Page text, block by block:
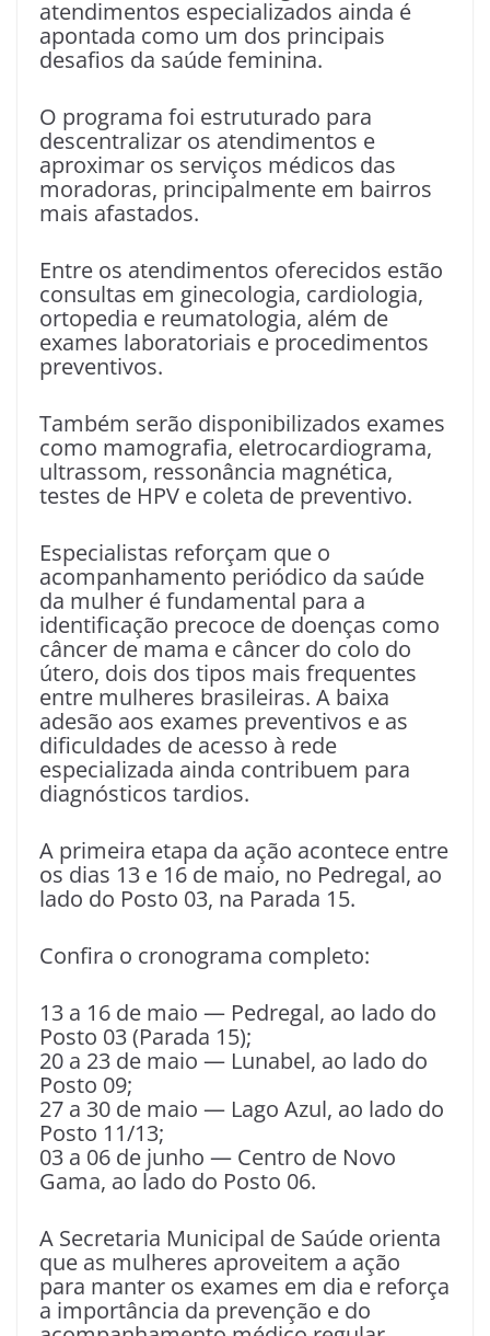
atendimentos especializados ainda é
apontada como um dos principais
desafios da saúde feminina.
O programa foi estruturado para
descentralizar os atendimentos e
aproximar os serviços médicos das
moradoras, principalmente em bairros
mais afastados.
Entre os atendimentos oferecidos estão
consultas em ginecologia, cardiologia,
ortopedia e reumatologia, além de
exames laboratoriais e procedimentos
preventivos.
Também serão disponibilizados exames
como mamografia, eletrocardiograma,
ultrassom, ressonância magnética,
testes de HPV e coleta de preventivo.
Especialistas reforçam que o
acompanhamento periódico da saúde
da mulher é fundamental para a
identificação precoce de doenças como
câncer de mama e câncer do colo do
útero, dois dos tipos mais frequentes
entre mulheres brasileiras. A baixa
adesão aos exames preventivos e as
dificuldades de acesso à rede
especializada ainda contribuem para
diagnósticos tardios.
A primeira etapa da ação acontece entre
os dias 13 e 16 de maio, no Pedregal, ao
lado do Posto 03, na Parada 15.
Confira o cronograma completo:
13 a 16 de maio — Pedregal, ao lado do
Posto 03 (Parada 15);
20 a 23 de maio — Lunabel, ao lado do
Posto 09;
27 a 30 de maio — Lago Azul, ao lado do
Posto 11/13;
03 a 06 de junho — Centro de Novo
Gama, ao lado do Posto 06.
A Secretaria Municipal de Saúde orienta
que as mulheres aproveitem a ação
para manter os exames em dia e reforça
a importância da prevenção e do